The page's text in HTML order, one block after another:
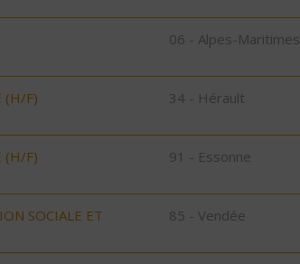
06 - Alpes-Maritimes
(H/F)
34 - Hérault
(H/F)
91 - Essonne
SOCIALE ET
85 - Vendée